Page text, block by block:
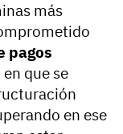
más
pagos
que se
en ese